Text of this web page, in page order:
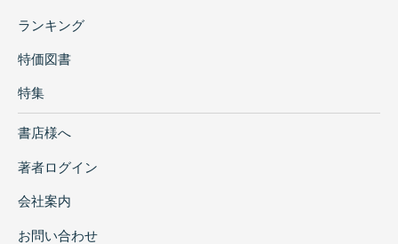
ランキング
特価図書
特集
書店様へ
著者ログイン
会社案内
お問い合わせ